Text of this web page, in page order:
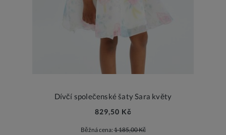
Dívčí společenské šaty Sara květy
829,50 Kč
Běžná cena:1 185,00 Kč